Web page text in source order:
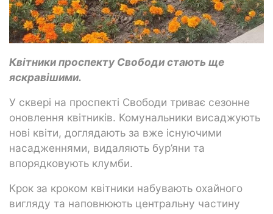
Квітники проспекту Свободи стають ще
яскравішими.
У сквері на проспекті Свободи триває сезонне
оновлення квітників. Комунальники висаджують
нові квіти, доглядають за вже існуючими
насадженнями, видаляють бур’яни та
впорядковують клумби.
Крок за кроком квітники набувають охайного
вигляду та наповнюють центральну частину